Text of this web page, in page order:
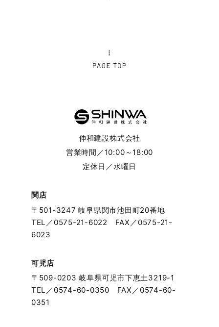
2024年2月
2024年1月
2023年10月
伸和建設株式会社
営業時間／10:00～18:00
定休日／水曜日
関店
〒501-3247 岐阜県関市池田町20番地
TEL／ 0575-21-6022
FAX／0575-21-
6023
可児店
〒509-0203 岐阜県可児市下恵土3219-1
TEL／ 0574-60-0350 FAX／0574-60-
0351